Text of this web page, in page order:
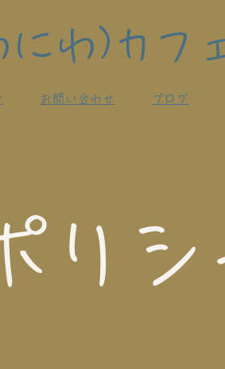
わ)カフ
お問い合わせ ブログ
リシ